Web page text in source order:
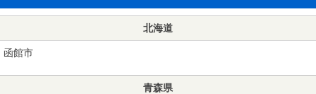
北海道
函館市
青森県